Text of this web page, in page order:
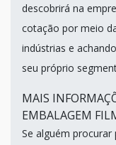
descobrirá na
cotação por meio
indústrias e
seu próprio
MAIS
EMBALAGEM
Se alguém